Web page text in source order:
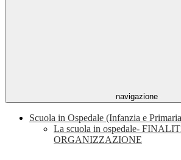
navigazione
Scuola in Ospedale (Infanzia e
La scuola in ospedale-
ORGANIZZAZIONE